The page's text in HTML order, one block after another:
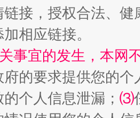
成刚被判无期 从幼
链接，授权合法、
相应链接。
事宜的发生，本网
府的要求提供您的个
个人信息泄漏； ⑶